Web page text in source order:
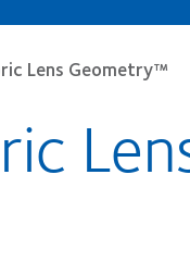
Lens Geometry™